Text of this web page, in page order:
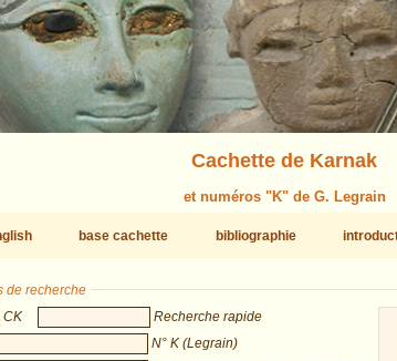
Cachette de Karnak
et numéros "K" de G. Legrain
base cachette bibliographie
de recherche
CK
Recherche rapide
N° K (Legrain)